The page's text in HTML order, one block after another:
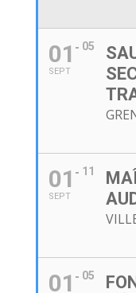
01
SEPT
05
01
SEPT
11
01 05